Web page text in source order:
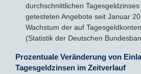
durchschnittlichen
getesteten Angebote seit Januar
Wachstum der auf
(Statistik der Deutschen
Prozentuale Veränderung von
Tagesgeldzinsen im Zeitverlauf